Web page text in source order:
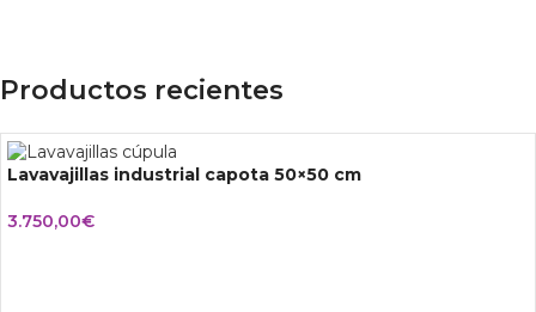
Productos recientes
Lavavajillas industrial capota 50×50 cm
3.750,00€